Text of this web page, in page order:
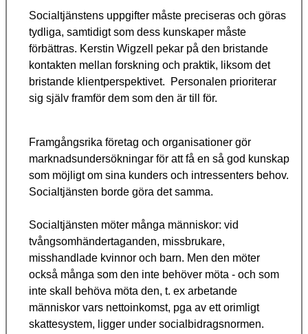
Socialtjänstens uppgifter måste preciseras och göras
tydliga, samtidigt som dess kunskaper måste
förbättras. Kerstin Wigzell pekar på den bristande
kontakten mellan forskning och praktik, liksom det
bristande klientperspektivet. Personalen prioriterar
sig själv framför dem som den är till för.
Framgångsrika företag och organisationer gör
marknadsundersökningar för att få en så god kunskap
som möjligt om sina kunders och intressenters behov.
Socialtjänsten borde göra det samma.
Socialtjänsten möter många människor: vid
tvångsomhändertaganden, missbrukare,
misshandlade kvinnor och barn. Men den möter
också många som den inte behöver möta - och som
inte skall behöva möta den, t. ex arbetande
människor vars nettoinkomst, pga av ett orimligt
skattesystem, ligger under socialbidragsnormen.